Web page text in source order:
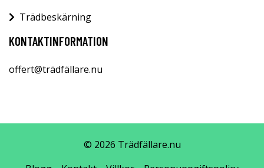
Trädbeskärning
KONTAKTINFORMATION
offert@trädfällare.nu
© 2026 Trädfällare.nu